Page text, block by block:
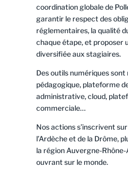
coordination globale de
garantir le respect des
réglementaires, la qualité
chaque étape, et proposer
diversifiée aux stagiaires.
Des outils numériques sont
pédagogique, plateforme
administrative, cloud,
commerciale…
Nos actions s’inscrivent
l’Ardèche et de la Drôme,
la région Auvergne-
ouvrant sur le monde.